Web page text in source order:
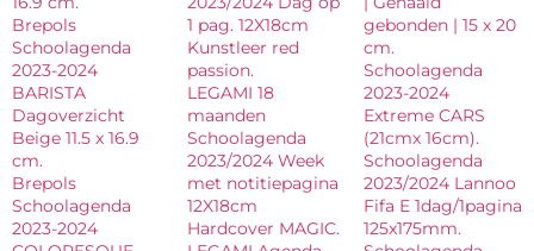
Brepols
Schoolagenda
2023-2024
BARISTA
Dagoverzicht
Beige 11.5 x 16.9
cm.
Brepols
Schoolagenda
2023-2024
1 pag. 12X18cm
Kunstleer red
passion.
LEGAMI 18
maanden
Schoolagenda
2023/2024 Week
met notitiepagina
12X18cm
Hardcover MAGIC.
gebonden | 15 x 20
cm.
Schoolagenda
2023-2024
Extreme CARS
(21cmx 16cm).
Schoolagenda
2023/2024 Lannoo
Fifa E 1dag/1pagina
125x175mm.